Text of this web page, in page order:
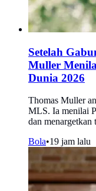
Setelah
Muller
Dunia 2026
Thomas Muller
MLS. Ia menilai
dan menargetkan
Bola•19 jam lalu